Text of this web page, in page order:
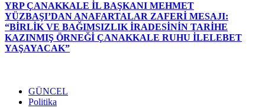
YRP ÇANAKKALE İL BAŞKANI MEHMET
YÜZBAŞI’DAN ANAFARTALAR ZAFERİ MESAJI:
“BİRLİK VE BAĞIMSIZLIK İRADESİNİN TARİHE
KAZINMIŞ ÖRNEĞİ ÇANAKKALE RUHU İLELEBET
YAŞAYACAK”
GÜNCEL
Politika